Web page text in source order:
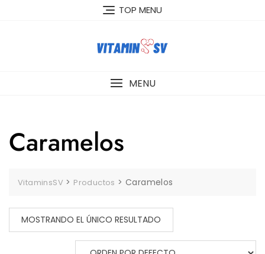
TOP MENU
MENU
Caramelos
VitaminsSV > Productos >Caramelos
MOSTRANDO EL ÚNICO RESULTADO